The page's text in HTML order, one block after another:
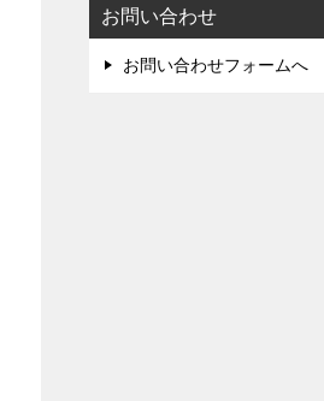
お問い合わせ
お問い合わせフォームへ